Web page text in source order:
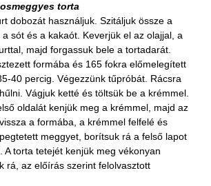
torta
dobozát használjuk. Szitáljuk össze a
sót és a kakaót. Keverjük el az olajjal, a
majd forgassuk bele a tortadarát.
formába és 165 fokra előmelegített
40 percig. Végezzünk tűpróbát. Rácsra
Vágjuk ketté és töltsük be a krémmel.
oldalát kenjük meg a krémmel, majd az
a formába, a krémmel felfelé és
meggyet, borítsuk rá a felső lapot
A torta tetejét kenjük meg vékonyan
rá, az előírás szerint felolvasztott